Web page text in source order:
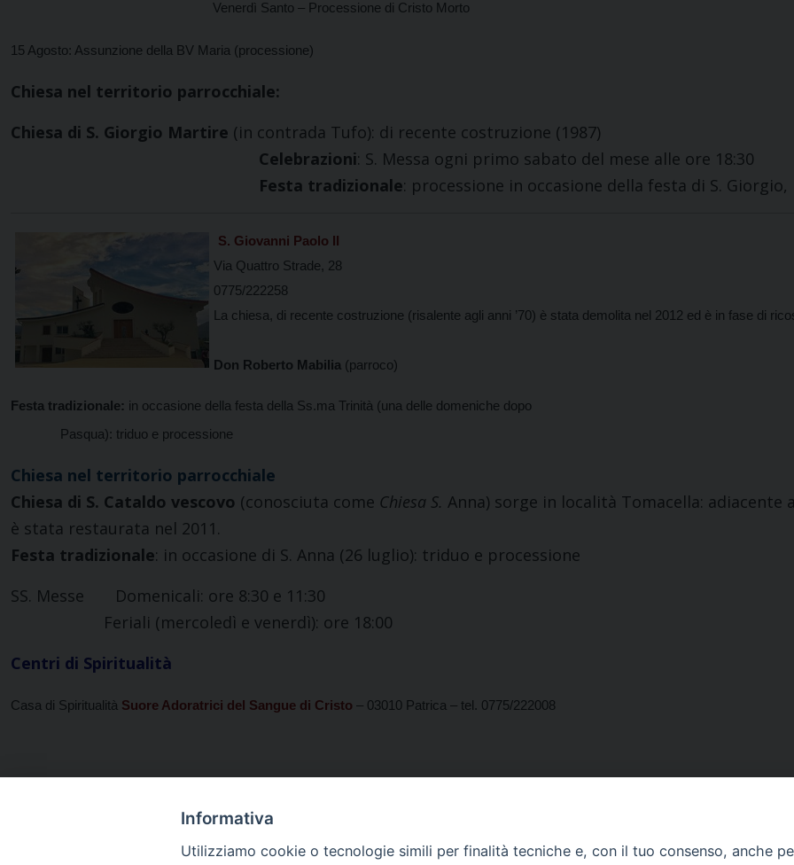
Venerdì Santo – Processione di Cristo Morto
15 Agosto: Assunzione della BV Maria (processione)
Chiesa nel territorio parrocchiale:
Chiesa di S. Giorgio Martire (in contrada Tufo): di recente costruzione (1987)
Celebrazioni: S. Messa ogni primo sabato del mese alle ore 18:30
Festa tradizionale: processione in occasione della festa di S.
S. Giovanni Paolo II
Via Quattro Strade, 28
0775/222258
La chiesa, di recente costruzione (risalente agli anni ’70) è stata demolita nel 2012 ed è in fase di
Don Roberto Mabilia (parroco)
Festa tradizionale: in occasione della festa della Ss.ma Trinità (una delle domeniche dopo
Pasqua): triduo e processione
Chiesa nel territorio parrocchiale
Chiesa di S. Cataldo vescovo (conosciuta come Chiesa S. Anna) sorge in località Tomacella: adiacente
è stata restaurata nel 2011.
Festa tradizionale: in occasione di S. Anna (26 luglio): triduo e processione
SS. Messe Domenicali: ore 8:30 e 11:30
Feriali (mercoledì e venerdì): ore 18:00
Centri di Spiritualità
Casa di Spiritualità Suore Adoratrici del Sangue di Cristo – 03010 Patrica – tel. 0775/222008
Informativa
Utilizziamo cookie o tecnologie simili per finalità tecniche e, con il tuo consenso, anche